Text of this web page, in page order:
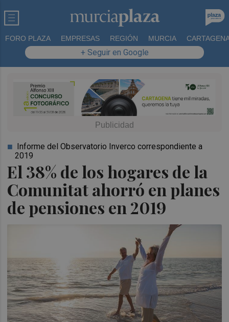
FORO PLAZA EMPRESAS REGIÓN MURCIA
+ Seguir en Google
El 38% de los hogares de la
Comunitat ahorró en planes
de pensiones en 2019
Informe del Observatorio Inverco correspondiente a
2019